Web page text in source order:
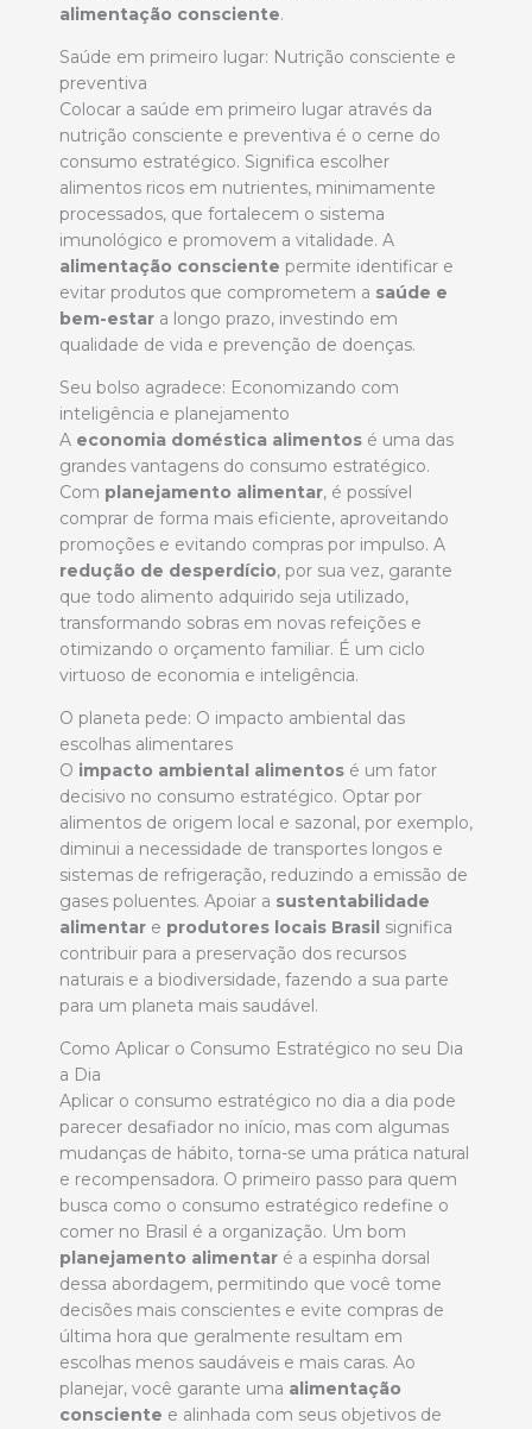
alimentação consciente.
Saúde em primeiro lugar: Nutrição consciente e
preventiva
Colocar a saúde em primeiro lugar através da
nutrição consciente e preventiva é o cerne do
consumo estratégico. Significa escolher
alimentos ricos em nutrientes, minimamente
processados, que fortalecem o sistema
imunológico e promovem a vitalidade. A
alimentação consciente permite identificar e
evitar produtos que comprometem a saúde e
bem-estar a longo prazo, investindo em
qualidade de vida e prevenção de doenças.
Seu bolso agradece: Economizando com
inteligência e planejamento
A economia doméstica alimentos é uma das
grandes vantagens do consumo estratégico.
Com planejamento alimentar, é possível
comprar de forma mais eficiente, aproveitando
promoções e evitando compras por impulso. A
redução de desperdício, por sua vez, garante
que todo alimento adquirido seja utilizado,
transformando sobras em novas refeições e
otimizando o orçamento familiar. É um ciclo
virtuoso de economia e inteligência.
O planeta pede: O impacto ambiental das
escolhas alimentares
O impacto ambiental alimentos é um fator
decisivo no consumo estratégico. Optar por
alimentos de origem local e sazonal, por exemplo,
diminui a necessidade de transportes longos e
sistemas de refrigeração, reduzindo a emissão de
gases poluentes. Apoiar a sustentabilidade
alimentar e produtores locais Brasil significa
contribuir para a preservação dos recursos
naturais e a biodiversidade, fazendo a sua parte
para um planeta mais saudável.
Como Aplicar o Consumo Estratégico no seu Dia
a Dia
Aplicar o consumo estratégico no dia a dia pode
parecer desafiador no início, mas com algumas
mudanças de hábito, torna-se uma prática natural
e recompensadora. O primeiro passo para quem
busca como o consumo estratégico redefine o
comer no Brasil é a organização. Um bom
planejamento alimentar é a espinha dorsal
dessa abordagem, permitindo que você tome
decisões mais conscientes e evite compras de
última hora que geralmente resultam em
escolhas menos saudáveis e mais caras. Ao
planejar, você garante uma alimentação
consciente e alinhada com seus objetivos de